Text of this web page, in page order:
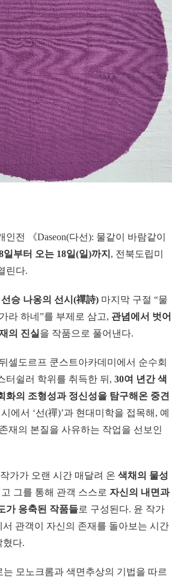
전 《Daseon(다선): 물같이 바람같이
일부터 오는 18일(일)까지 , 전북도립미
린다.
승 나옹의 선시(禪詩) 마지막 구절 “물
라 하네”를 부제로 삼고, 관념에서 벗어
의 진실 을 작품으로 풀어낸다.
셀도르프 쿤스트아카데미에서 순수회
터쉴러 학위를 취득한 뒤, 30여 년간 색
화의 조형성과 정신성을 탐구해온 중견
에서 ‘선(禪)’과 현대미학을 접목해, 예
재의 본질을 사유하는 작업을 선보인
작가가 오랜 시간 매달려 온 색채의 물성
그를 통해 관객 스스로 자신의 내면과
가 응축된 작품들로 구성된다. 윤 작가
서 관객이 자신의 존재를 돌아보는 시간
혔다.
모노크롬과 색면추상의 기법을 따르